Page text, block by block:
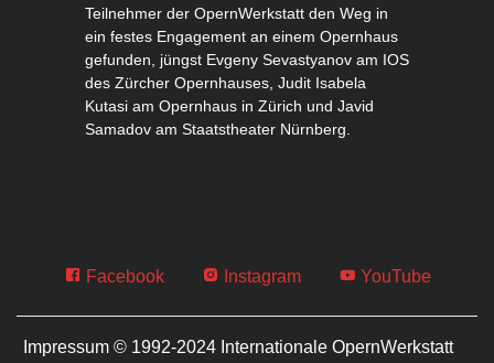
Teilnehmer der OpernWerkstatt den Weg in
ein festes Engagement an einem Opernhaus
gefunden, jüngst Evgeny Sevastyanov am IOS
des Zürcher Opernhauses, Judit Isabela
Kutasi am Opernhaus in Zürich und Javid
Samadov am Staatstheater Nürnberg.
Facebook Instagram YouTube
Impressum © 1992-2024 Internationale OpernWerkstatt